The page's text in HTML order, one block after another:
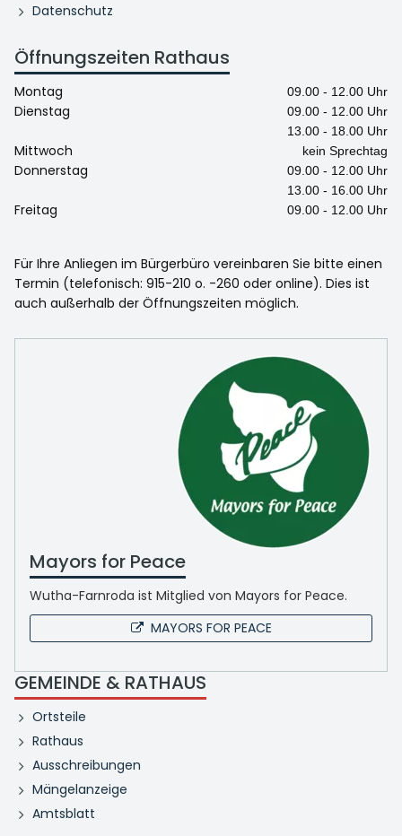
Datenschutz
Öffnungszeiten Rathaus
Montag 09.00 - 12.00 Uhr
Dienstag
09.00 - 12.00 Uhr
13.00 - 18.00 Uhr
Mittwoch kein Sprechtag
Donnerstag
09.00 - 12.00 Uhr
13.00 - 16.00 Uhr
Freitag 09.00 - 12.00 Uhr
Für Ihre Anliegen im Bürgerbüro vereinbaren Sie bitte einen
Termin (telefonisch: 915-210 o. -260 oder online). Dies ist
auch außerhalb der Öffnungszeiten möglich.
Mayors for Peace
Wutha-Farnroda ist Mitglied von Mayors for Peace.
MAYORS FOR PEACE
GEMEINDE & RATHAUS
Ortsteile
Rathaus
Ausschreibungen
Mängelanzeige
Amtsblatt